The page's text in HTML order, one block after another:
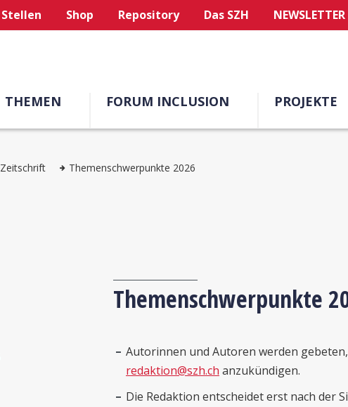
Stellen Shop Repository Das SZH NEWSLETTER
THEMEN FORUM INCLUSION PROJEKTE
Zeitschrift Themenschwerpunkte 2026
Themenschwerpunkte
Autorinnen und Autoren werden
redaktion@szh.ch anzukündigen.
Die Redaktion entscheidet erst nach der